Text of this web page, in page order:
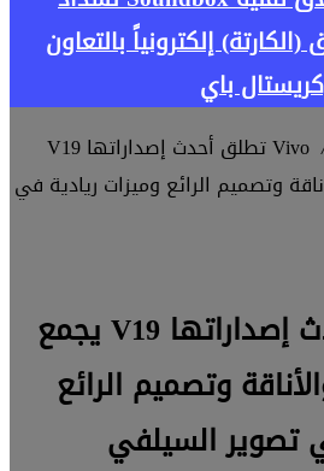
إلكترونياً بالتعاون
Vivo تطلق أحدث إصداراتها V19
وتصميم الرائع وميزات ريادية في
Vivo تطلق أحدث إصداراتها V19 يجمع
وتصميم الرائع
تصوير السيلفي